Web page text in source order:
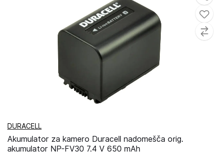
DURACELL
Akumulator za kamero Duracell nadomešča orig.
akumulator NP-FV30 7.4 V 650 mAh